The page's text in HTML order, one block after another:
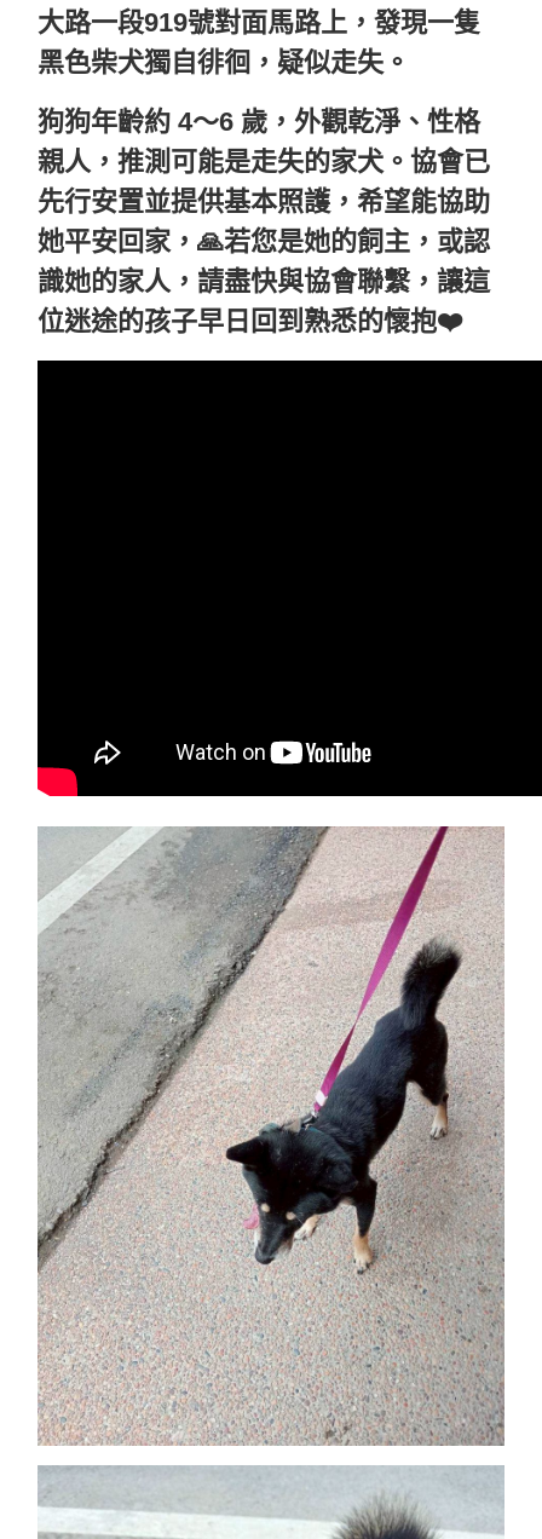
大路一段919號對面馬路上，發現一隻
黑色柴犬獨自徘徊，疑似走失。
狗狗年齡約 4～6 歲，外觀乾淨、性格
親人，推測可能是走失的家犬。協會已
先行安置並提供基本照護，希望能協助
她平安回家，🙏若您是她的飼主，或認
識她的家人，請盡快與協會聯繫，讓這
位迷途的孩子早日回到熟悉的懷抱❤️